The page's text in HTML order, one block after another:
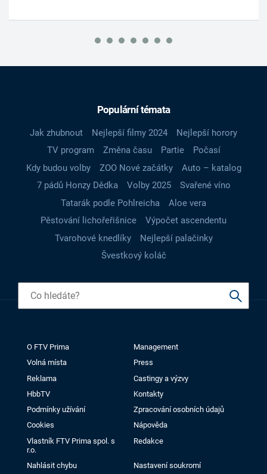
Populární témata
Jak zhubnout Nejlepší filmy 2024
Nejlepší horory
TV program
Změna času Partie
Počasí
Kdy budou volby
ZOO Nové začátky
Auto – katalog
7 pádů Honzy Dědka
Volby 2025
Svařené víno
Tatarák podle Pohlreicha
Aloe vera
Pěstování lichořeřišnice
Výpočet ascendentu
Tvarohové knedlíky
Nejlepší palačinky
Švestkový koláč
O FTV Prima
Management
Volná místa
Press
Reklama
Castingy a výzvy
HbbTV
Kontakty
Podmínky užívání
Zpracování osobních údajů
Cookies
Nápověda
Vlastník FTV Prima spol. s
r.o.
Redakce
Nahlásit chybu Nastavení soukromí